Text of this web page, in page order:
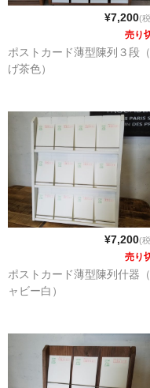
¥7,200(
売り
ポストカード薄型陳列３段（
げ茶色）
¥7,200(
売り
ポストカード薄型陳列什器
ャビー白）